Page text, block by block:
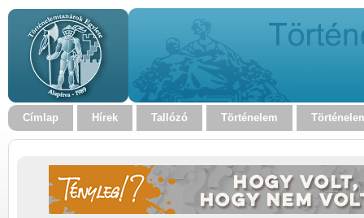
Címlap Hírek Tallózó Történelem